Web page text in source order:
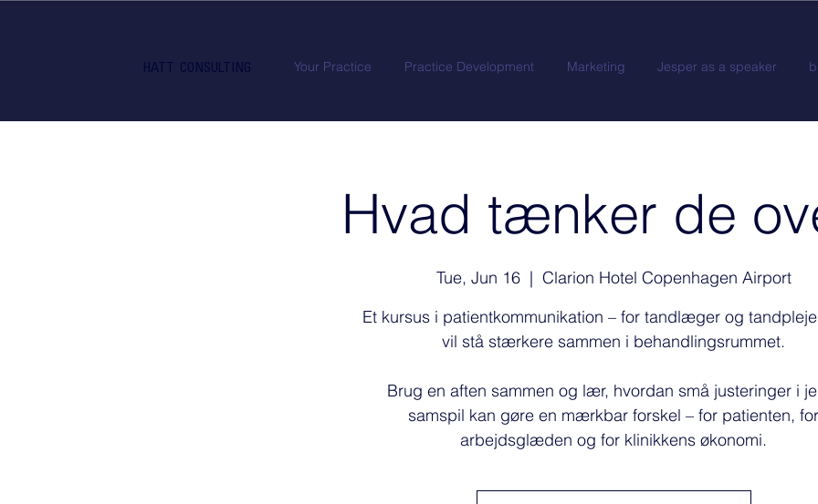
HATT CONSULTING Your Practice Practice Development Marketing Jesper as a speaker
Hvad tænker de
Tue, Jun 16
  |
Clarion Hotel Copenhagen Airport
Et kursus i patientkommunikation – for tandlæger og
vil stå stærkere sammen i behandlingsrummet.
Brug en aften sammen og lær, hvordan små justeringer i
samspil kan gøre en mærkbar forskel – for patienten, for
arbejdsglæden og for klinikkens økonomi.